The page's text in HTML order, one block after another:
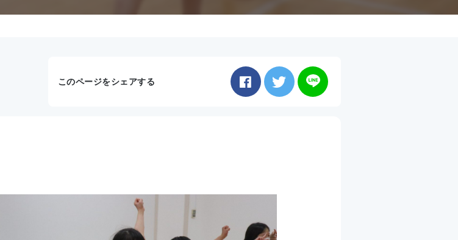
このページをシェアする